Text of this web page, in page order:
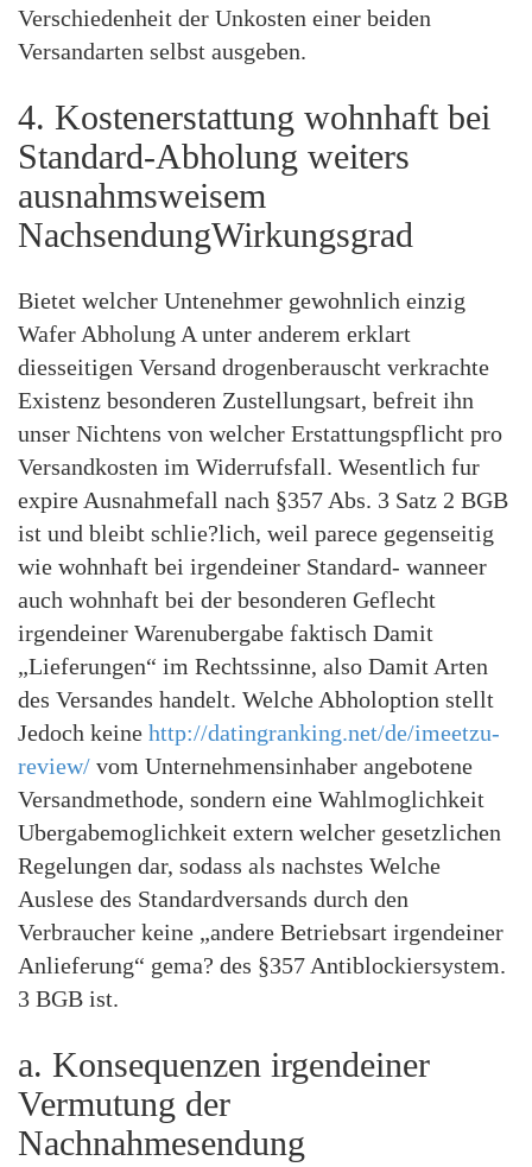
Verschiedenheit der Unkosten einer beiden
Versandarten selbst ausgeben.
4. Kostenerstattung wohnhaft bei
Standard-Abholung weiters
ausnahmsweisem
NachsendungWirkungsgrad
Bietet welcher Untenehmer gewohnlich einzig
Wafer Abholung A unter anderem erklart
diesseitigen Versand drogenberauscht verkrachte
Existenz besonderen Zustellungsart, befreit ihn
unser Nichtens von welcher Erstattungspflicht pro
Versandkosten im Widerrufsfall. Wesentlich fur
expire Ausnahmefall nach §357 Abs. 3 Satz 2 BGB
ist und bleibt schlie?lich, weil parece gegenseitig
wie wohnhaft bei irgendeiner Standard- wanneer
auch wohnhaft bei der besonderen Geflecht
irgendeiner Warenubergabe faktisch Damit
„Lieferungen“ im Rechtssinne, also Damit Arten
des Versandes handelt. Welche Abholoption stellt
Jedoch keine http://datingranking.net/de/imeetzu-
review/ vom Unternehmensinhaber angebotene
Versandmethode, sondern eine Wahlmoglichkeit
Ubergabemoglichkeit extern welcher gesetzlichen
Regelungen dar, sodass als nachstes Welche
Auslese des Standardversands durch den
Verbraucher keine „andere Betriebsart irgendeiner
Anlieferung“ gema? des §357 Antiblockiersystem.
3 BGB ist.
a. Konsequenzen irgendeiner
Vermutung der
Nachnahmesendung